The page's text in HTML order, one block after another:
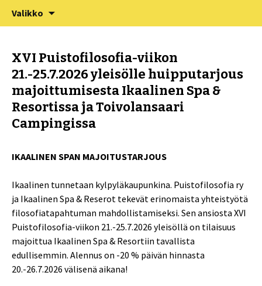
Puistofilosofia
XV Puistofilosofia-viikko Ikaalisissa
15.-19.7.2025
Valikko
XVI Puistofilosofia-viikon
21.-25.7.2026 yleisölle huipputarjous
majoittumisesta Ikaalinen Spa &
Resortissa ja Toivolansaari
Campingissa
IKAALINEN SPAN MAJOITUSTARJOUS
Ikaalinen tunnetaan kylpyläkaupunkina. Puistofilosofia ry
ja Ikaalinen Spa & Reserot tekevät erinomaista yhteistyötä
filosofiatapahtuman mahdollistamiseksi. Sen ansiosta XVI
Puistofilosofia-viikon 21.-25.7.2026 yleisöllä on tilaisuus
majoittua Ikaalinen Spa & Resortiin tavallista
edullisemmin. Alennus on -20 % päivän hinnasta
20.-26.7.2026 välisenä aikana!